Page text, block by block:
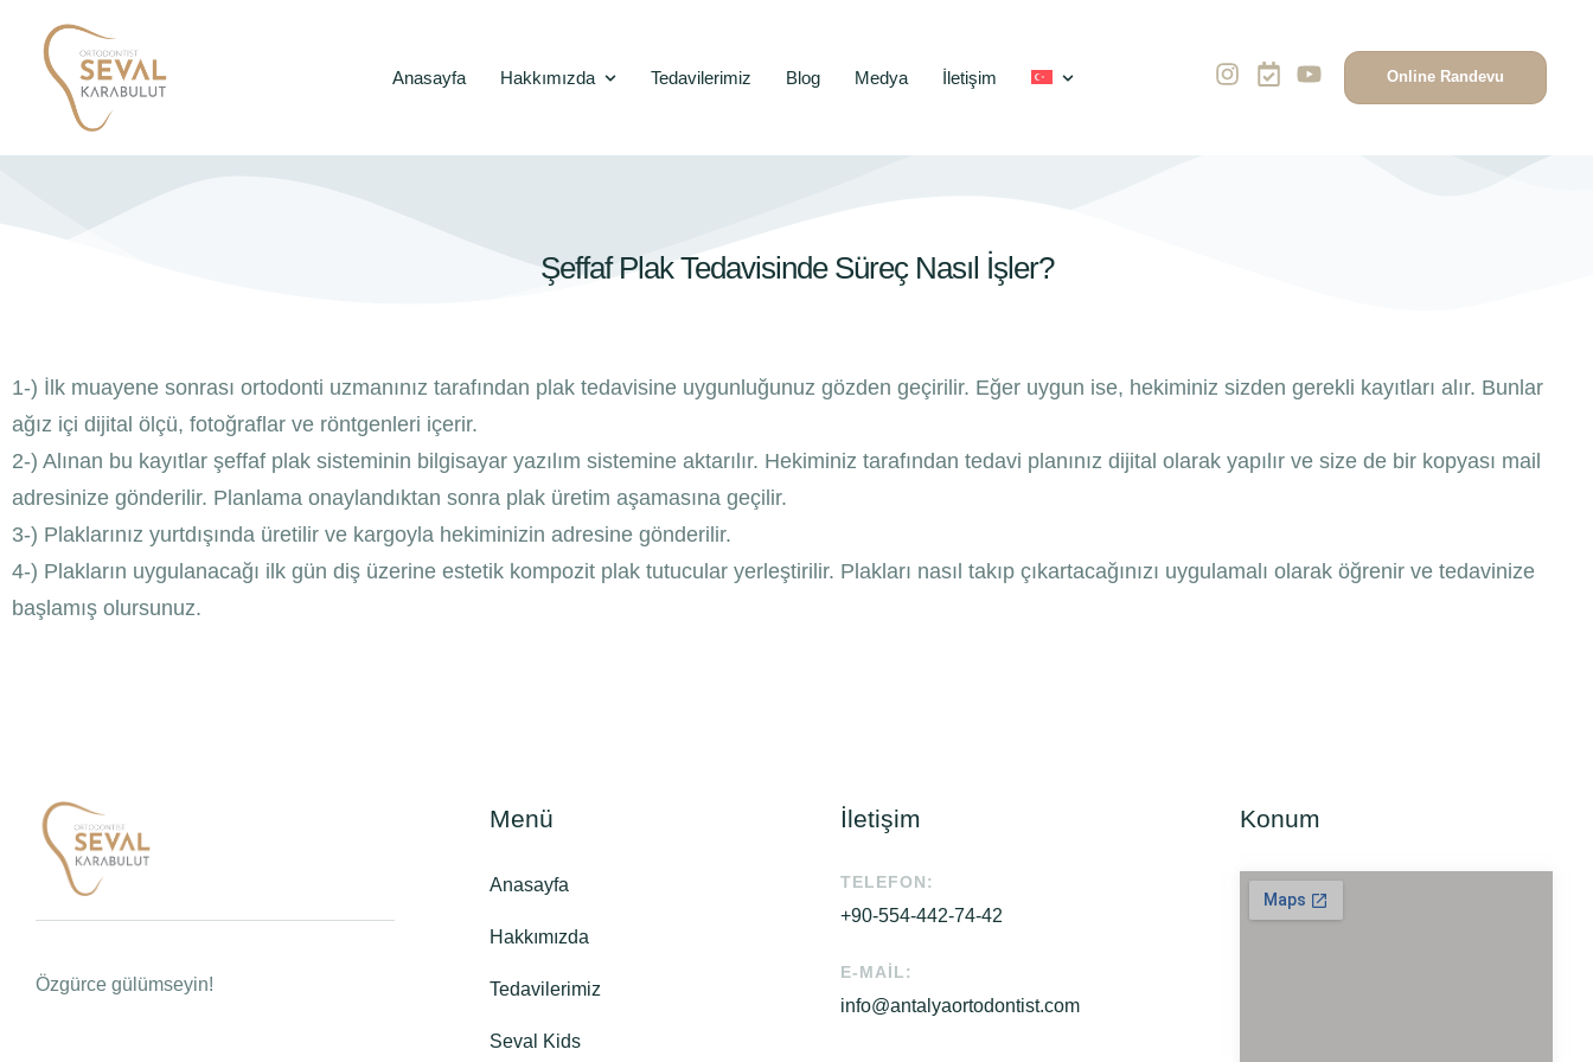
Anasayfa Hakkımızda Tedavilerimiz Blog Medya İletişim Online Randevu
Şeffaf Plak Tedavisinde Süreç Nasıl İşler?
1-) İlk muayene sonrası ortodonti uzmanınız tarafından plak tedavisine uygunluğunuz gözden geçirilir. Eğer uygun ise, hekiminiz sizden gerekli kayıtları alır. Bunlar
ağız içi dijital ölçü, fotoğraflar ve röntgenleri içerir.
2-) Alınan bu kayıtlar şeffaf plak sisteminin bilgisayar yazılım sistemine aktarılır. Hekiminiz tarafından tedavi planınız dijital olarak yapılır ve size de bir kopyası mail
adresinize gönderilir. Planlama onaylandıktan sonra plak üretim aşamasına geçilir.
3-) Plaklarınız yurtdışında üretilir ve kargoyla hekiminizin adresine gönderilir.
4-) Plakların uygulanacağı ilk gün diş üzerine estetik kompozit plak tutucular yerleştirilir. Plakları nasıl takıp çıkartacağınızı uygulamalı olarak öğrenir ve tedavinize
başlamış olursunuz.
Özgürce gülümseyin!
Menü
Anasayfa
Hakkımızda
Tedavilerimiz
Seval Kids
İletişim
TELEFON:
+90-554-442-74-42
E-MAIL:
info@antalyaortodontist.com
Konum